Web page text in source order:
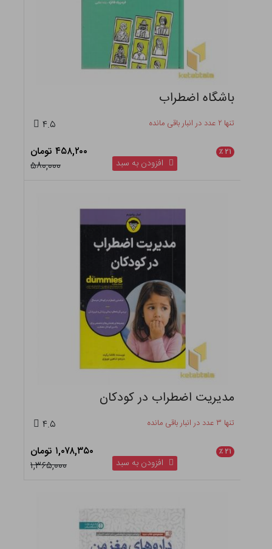
باشگاه اضطراب
تنها ۲ عدد در انبار باقی مانده ۴.۵
۲۱ ٪
۴۵۸,۲۰۰ تومان
۵۸۰,۰۰۰
افزودن به سبد
مدیریت اضطراب در کودکان
تنها ۳ عدد در انبار باقی مانده ۴.۵
۲۱ ٪
۱,۰۷۸,۳۵۰ تومان
۱,۳۶۵,۰۰۰
افزودن به سبد